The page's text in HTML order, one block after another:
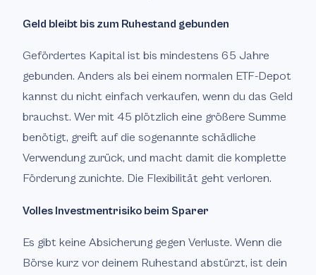
Geld bleibt bis zum Ruhestand gebunden
Gefördertes Kapital ist bis mindestens 65 Jahre
gebunden. Anders als bei einem normalen ETF-Depot
kannst du nicht einfach verkaufen, wenn du das Geld
brauchst. Wer mit 45 plötzlich eine größere Summe
benötigt, greift auf die sogenannte schädliche
Verwendung zurück, und macht damit die komplette
Förderung zunichte. Die Flexibilität geht verloren.
Volles Investmentrisiko beim Sparer
Es gibt keine Absicherung gegen Verluste. Wenn die
Börse kurz vor deinem Ruhestand abstürzt, ist dein